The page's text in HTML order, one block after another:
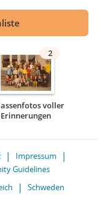
2
voller
Erinnerungen
Impressum
Guidelines
Schweden